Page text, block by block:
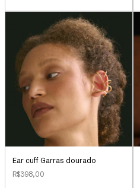
Ear cuff Garras dourado
R$398,00